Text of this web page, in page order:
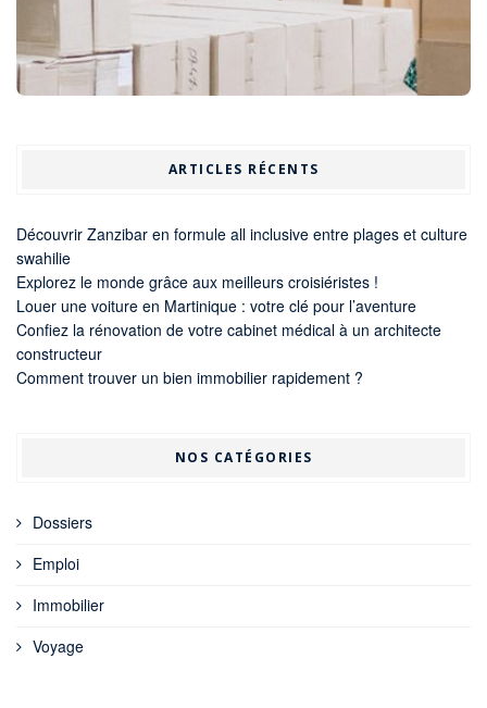
ARTICLES RÉCENTS
Découvrir Zanzibar en formule all inclusive entre plages et culture
swahilie
Explorez le monde grâce aux meilleurs croisiéristes !
Louer une voiture en Martinique : votre clé pour l’aventure
Confiez la rénovation de votre cabinet médical à un architecte
constructeur
Comment trouver un bien immobilier rapidement ?
NOS CATÉGORIES
Dossiers
Emploi
Immobilier
Voyage